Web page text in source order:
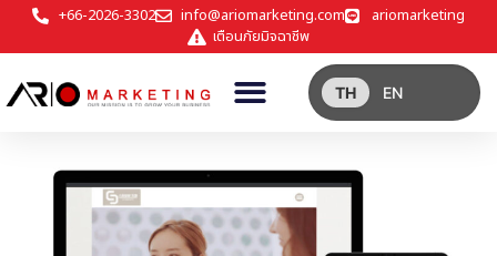
+66-2026-3302 info@ariomarketing.com
ariomarketing
เตือนภัยมิจฉาชีพ
TH EN